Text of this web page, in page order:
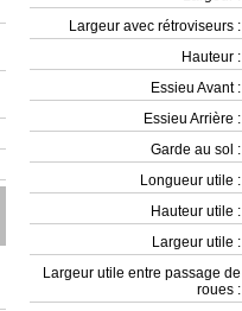
Largeur avec rétroviseurs :
Hauteur :
Essieu Avant :
Essieu Arrière :
Garde au sol :
Longueur utile :
Hauteur utile :
Largeur utile :
Largeur utile entre passage de
roues :